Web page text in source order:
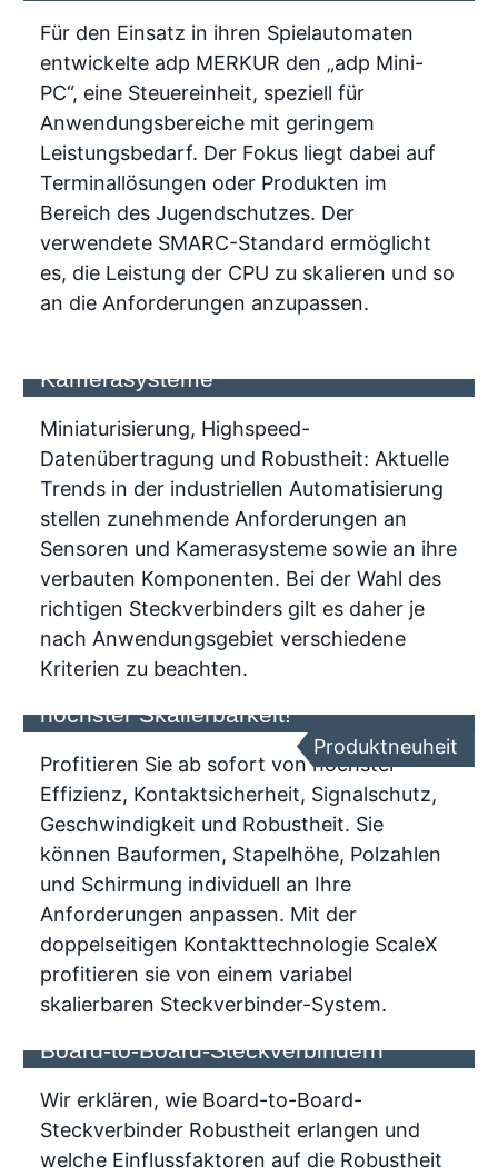
Für den Einsatz in ihren Spielautomaten
entwickelte adp MERKUR den „adp Mini-
PC“, eine Steuereinheit, speziell für
Anwendungsbereiche mit geringem
Leistungsbedarf. Der Fokus liegt dabei auf
Terminallösungen oder Produkten im
Bereich des Jugendschutzes. Der
verwendete SMARC-Standard ermöglicht
es, die Leistung der CPU zu skalieren und so
an die Anforderungen anzupassen.
Kamerasysteme
Miniaturisierung, Highspeed-
Datenübertragung und Robustheit: Aktuelle
Trends in der industriellen Automatisierung
stellen zunehmende Anforderungen an
Sensoren und Kamerasysteme sowie an ihre
verbauten Komponenten. Bei der Wahl des
richtigen Steckverbinders gilt es daher je
nach Anwendungsgebiet verschiedene
Kriterien zu beachten.
höchster Skalierbarkeit!
Produktneuheit
Profitieren Sie ab sofort von höchster
Effizienz, Kontaktsicherheit, Signalschutz,
Geschwindigkeit und Robustheit. Sie
können Bauformen, Stapelhöhe, Polzahlen
und Schirmung individuell an Ihre
Anforderungen anpassen. Mit der
doppelseitigen Kontakttechnologie ScaleX
profitieren sie von einem variabel
skalierbaren Steckverbinder-System.
Board-to-Board-Steckverbindern
Wir erklären, wie Board-to-Board-
Steckverbinder Robustheit erlangen und
welche Einflussfaktoren auf die Robustheit